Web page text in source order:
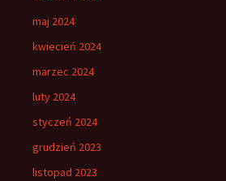
maj 2024
kwiecień 2024
marzec 2024
luty 2024
styczeń 2024
grudzień 2023
listopad 2023